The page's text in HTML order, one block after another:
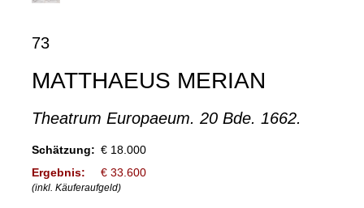
73
MATTHAEUS MERIAN
Theatrum Europaeum. 20 Bde. 1662.
Schätzung: € 18.000
Ergebnis:
€ 33.600
(inkl. Käuferaufgeld)